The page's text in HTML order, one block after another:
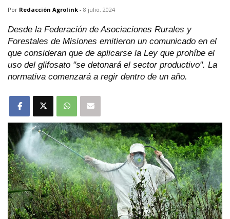
Por Redacción Agrolink - 8 julio, 2024
Desde la Federación de Asociaciones Rurales y
Forestales de Misiones emitieron un comunicado en el
que consideran que de aplicarse la Ley que prohíbe el
uso del glifosato "se detonará el sector productivo". La
normativa comenzará a regir dentro de un año.